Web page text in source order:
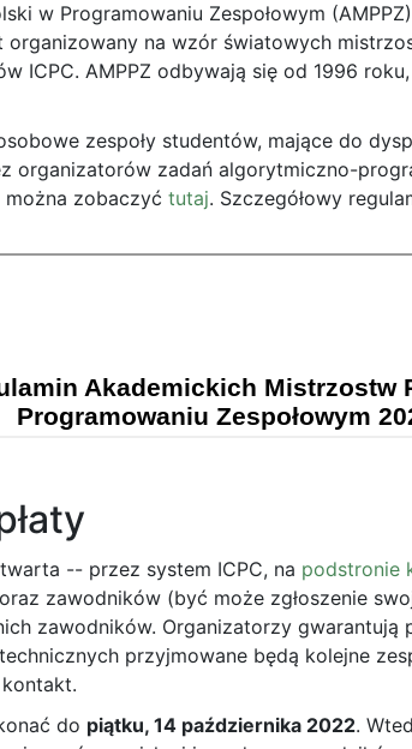
w Programowaniu Zespołowym
organizowany na wzór światowych
ICPC. AMPPZ odbywają się od 1996
zespoły studentów, mające do
organizatorów zadań algorytmiczno-
można zobaczyć tutaj. Szczegółowy
-- przez system ICPC, na podstronie
zawodników (być może zgłoszenie
zawodników. Organizatorzy
przyjmowane będą kolejne
do piątku, 14 października 2022.